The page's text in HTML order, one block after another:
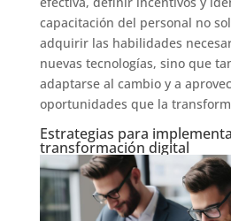
capacitación del personal no
adquirir las habilidades
nuevas tecnologías, sino que
adaptarse al cambio y a
oportunidades que la
Estrategias para
transformación digital